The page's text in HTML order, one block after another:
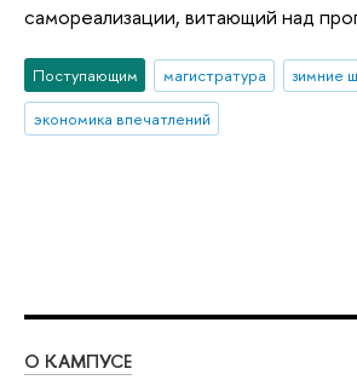
самореализации, витающий над
Поступающим магистратура
зимние
экономика впечатлений
О КАМПУСЕ